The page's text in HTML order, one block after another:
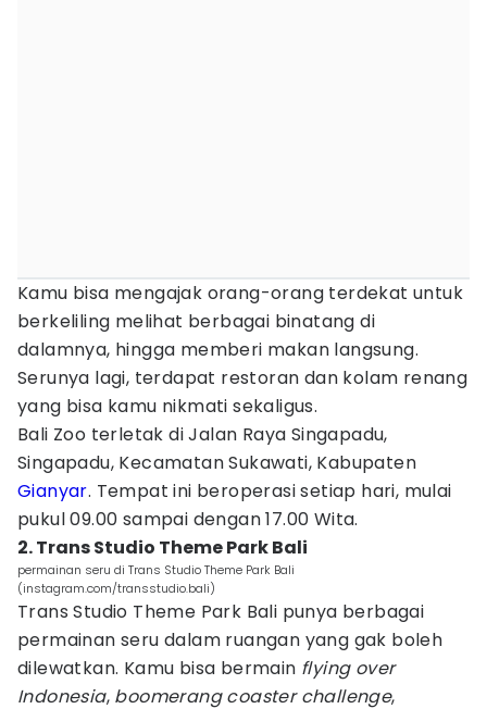
Kamu bisa mengajak orang-orang terdekat untuk
berkeliling melihat berbagai binatang di
dalamnya, hingga memberi makan langsung.
Serunya lagi, terdapat restoran dan kolam renang
yang bisa kamu nikmati sekaligus.
Bali Zoo terletak di Jalan Raya Singapadu,
Singapadu, Kecamatan Sukawati, Kabupaten
Gianyar. Tempat ini beroperasi setiap hari, mulai
pukul 09.00 sampai dengan 17.00 Wita.
2. Trans Studio Theme Park Bali
permainan seru di Trans Studio Theme Park Bali
(instagram.com/transstudio.bali)
Trans Studio Theme Park Bali punya berbagai
permainan seru dalam ruangan yang gak boleh
dilewatkan. Kamu bisa bermain flying over
Indonesia, boomerang coaster challenge,